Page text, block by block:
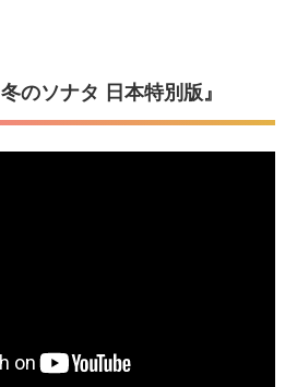
のソナタ 日本特別版』